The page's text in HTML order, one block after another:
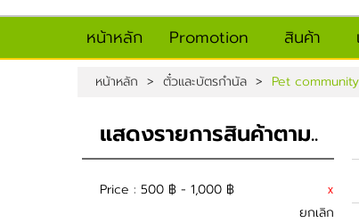
หน้าหลัก Promotion สินค้า
หน้าหลัก > ตั๋วและบัตรกำนัล > Pet
แสดงรายการสินค้าตาม..
Price : 500 ฿ - 1,000 ฿ x
ยกเลิก